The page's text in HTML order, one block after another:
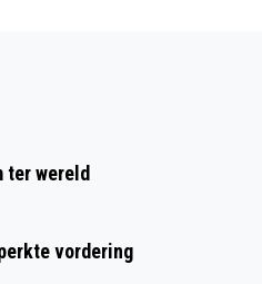
wereld
vordering